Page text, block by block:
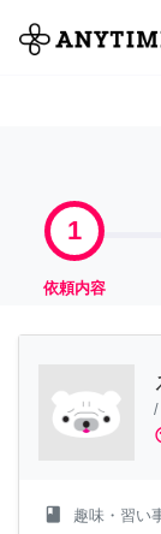
全て
1
依頼内容
/
class 趣味・習い